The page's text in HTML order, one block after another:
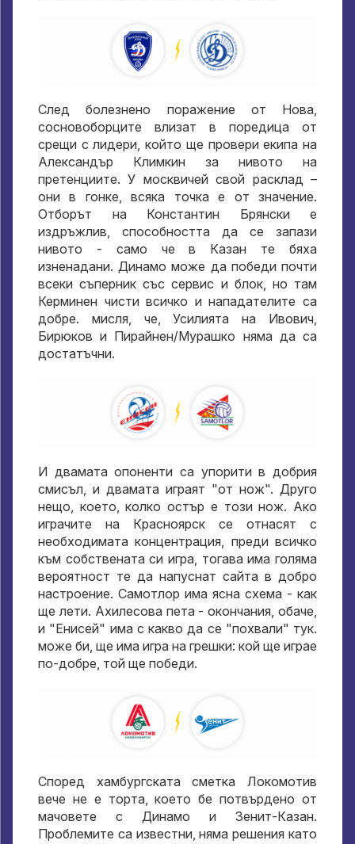
След болезнено поражение от Нова,
сосновоборците влизат в поредица от
срещи с лидери, който ще провери екипа на
Александър Климкин за нивото на
претенциите.У москвичей свой расклад –
они в гонке , всяка точка е от значение.
Отборът на Константин Брянски е
издръжлив, способността да се запази
нивото - само че в Казан те бяха
изненадани. Динамо може да победи почти
всеки съперник със сервис и блок, но там
Керминен чисти всичко и нападателите са
добре. мисля, че, Усилията на Ивович,
Бирюков и Пирайнен/Мурашко няма да са
достатъчни.
И двамата опоненти са упорити в добрия
смисъл, и двамата играят "от нож". Друго
нещо, което, колко остър е този нож. Ако
играчите на Красноярск се отнасят с
необходимата концентрация, преди всичко
към собствената си игра, тогава има голяма
вероятност те да напуснат сайта в добро
настроение. Самотлор има ясна схема - как
ще лети. Ахилесова пета - окончания, обаче,
и "Енисей" има с какво да се "похвали" тук.
може би, ще има игра на грешки: кой ще играе
по-добре, той ще победи.
Според хамбургската сметка Локомотив
вече не е торта, което бе потвърдено от
мачовете с Динамо и Зенит-Казан.
Проблемите са известни, няма решения като